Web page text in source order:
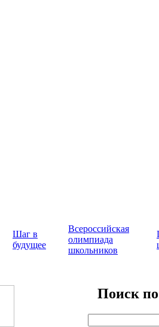
Шаг в
будущее
Всероссийская
олимпиада
школьников
Поиск